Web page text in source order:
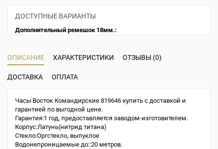
ДОСТУПНЫЕ ВАРИАНТЫ
Дополнительный ремешок 18мм.:
ОПИСАНИЕ ХАРАКТЕРИСТИКИ ОТЗЫВЫ (0)
ДОСТАВКА ОПЛАТА
Часы Восток Командирские 819646 купить с доставкой и
гарантией по выгодной цене.
Гарантия:1 год, предоставляется заводом-изготовителем.
Корпус:Латунь(нитрид титана)
Стекло:Оргстекло, выпуклое
Водонепроницаемые до::20 метров.